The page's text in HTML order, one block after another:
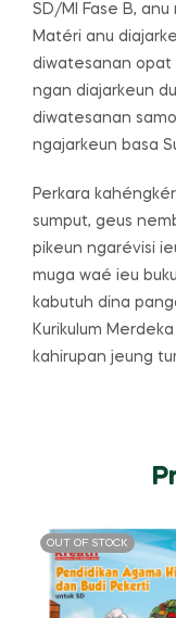
SD/MI Fase B, anu
Matéri anu
diwatesanan opat
ngan diajarkeun
diwatesanan
ngajarkeun basa
Perkara
sumput, geus
pikeun ngarévisi
muga waé ieu
kabutuh dina
Kurikulum
kahirupan jeung
OUT OF STOCK